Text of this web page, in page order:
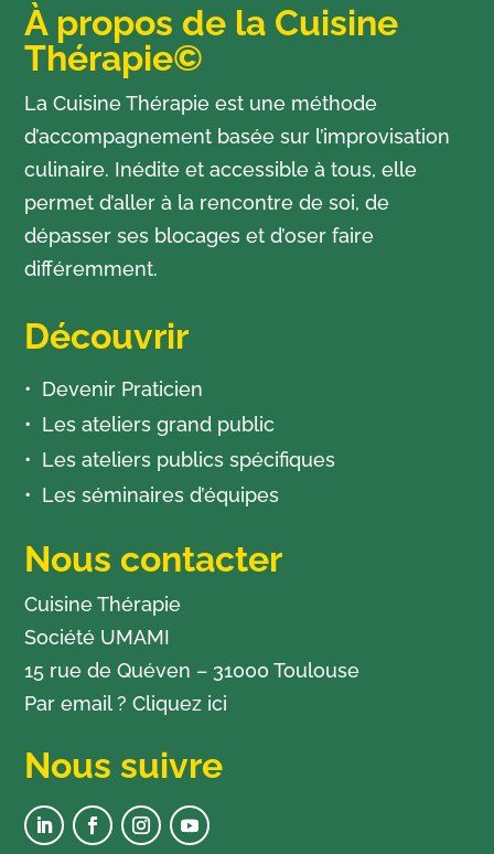
À propos de la Cuisine
Thérapie©
La Cuisine Thérapie est une méthode
d’accompagnement basée sur l’improvisation
culinaire. Inédite et accessible à tous, elle
permet d’aller à la rencontre de soi, de
dépasser ses blocages et d’oser faire
différemment.
Découvrir
Devenir Praticien
Les ateliers grand public
Les ateliers publics spécifiques
Les séminaires d’équipes
Nous contacter
Cuisine Thérapie
Société UMAMI
15 rue de Quéven – 31000 Toulouse
Par email ?Cliquez ici
Nous suivre